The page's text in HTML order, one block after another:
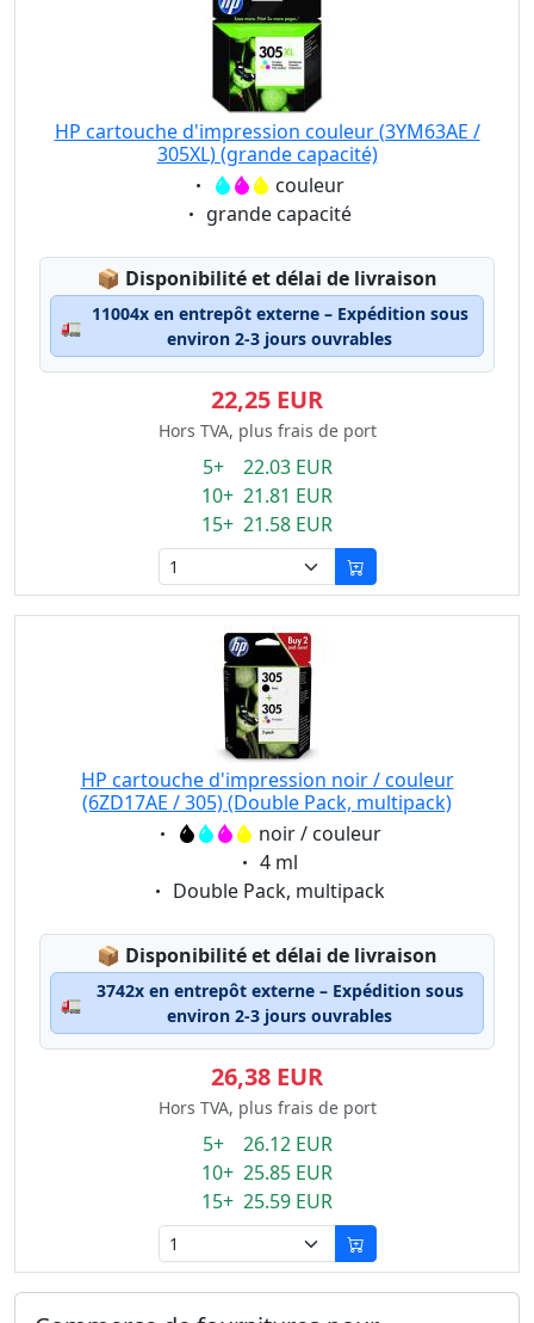
HP cartouche d'impression couleur (3YM63AE /
305XL) (grande capacité)
Eigenschaft:couleur
Eigenschaft:
grande capacité
📦 Lagerstatus:
Disponibilité et délai de livraison
🚛
11004x en entrepôt externe – Expédition sous
environ 2-3 jours ouvrables
22,25 EUR
Hors TVA, plus frais de port
5+ 22.03 EUR
10+ 21.81 EUR
15+ 21.58 EUR
HP cartouche d'impression noir / couleur
(6ZD17AE / 305) (Double Pack, multipack)
Eigenschaft:noir / couleur
Eigenschaft:
4 ml
Eigenschaft:
Double Pack, multipack
📦 Lagerstatus:
Disponibilité et délai de livraison
🚛
3742x en entrepôt externe – Expédition sous
environ 2-3 jours ouvrables
26,38 EUR
Hors TVA, plus frais de port
5+ 26.12 EUR
10+ 25.85 EUR
15+ 25.59 EUR